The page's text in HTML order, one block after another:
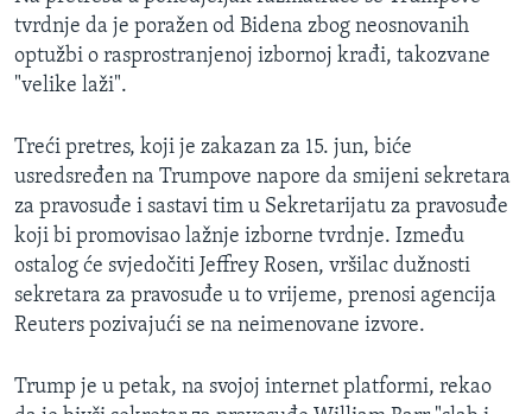
tvrdnje da je poražen od Bidena zbog neosnovanih
optužbi o rasprostranjenoj izbornoj krađi, takozvane
"velike laži".
Treći pretres, koji je zakazan za 15. jun, biće
usredsređen na Trumpove napore da smijeni sekretara
za pravosuđe i sastavi tim u Sekretarijatu za pravosuđe
koji bi promovisao lažnje izborne tvrdnje. Između
ostalog će svjedočiti Jeffrey Rosen, vršilac dužnosti
sekretara za pravosuđe u to vrijeme, prenosi agencija
Reuters pozivajući se na neimenovane izvore.
Trump je u petak, na svojoj internet platformi, rekao